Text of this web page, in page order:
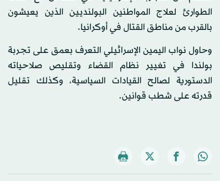
الطوارئ لعلاج المواطنين البولنديين الذين يعيشون
بالقرب من مناطق القتال في أوكرانيا.
وحاول نواب اليمين الإسرائيلي التعرف بعمق على تجربة
بولندا في تغيير نظام القضاء وتقليص صلاحياته
الدستورية لصالح القيادات السياسية، وكذلك تقليل
قدرته على شطب قوانين.